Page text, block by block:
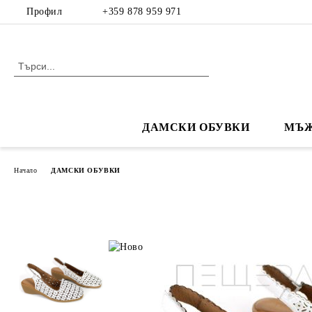
Профил +359 878 959 971
ДАМСКИ ОБУВКИ
Начало ДАМСКИ ОБУВКИ